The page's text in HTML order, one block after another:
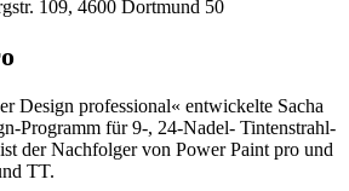
109, 4600 Dortmund 50
Design professional« entwickelte Sacha
Programm für 9-, 24-Nadel- Tintenstrahl-
der Nachfolger von Power Paint pro und
TT.